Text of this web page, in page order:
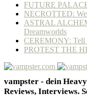
FUTURE
NECROTTED: We
ASTRAL
Dreamworlds
CEREMONY: Tell
PROTEST THE
vampster - dein
Reviews, Interviews.